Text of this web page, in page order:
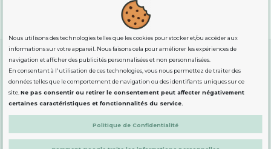
GUIDE DES TAILLES
INFORMATION
Nous utilisons des technologies telles que les cookies pour stocker et/ou accéder aux
informations sur votre appareil. Nous faisons cela pour améliorer les expériences de
navigation et afficher des publicités personnalisées et non personnalisées.
En consentant à l'utilisation de ces technologies, vous nous permettez de traiter des
données telles que le comportement de navigation ou des identifiants uniques sur ce
site.Ne pas consentir ou retirer le consentement peut affecter négativement
certaines caractéristiques et fonctionnalités du service.
Politique de Confidentialité